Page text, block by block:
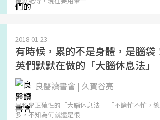
2018-01-23
有時候，累的不是身體，是腦
英們默默在做的「大腦休息法」
良醫讀書會 | 久賀谷亮
具科學正確性的「大腦休息法」 「不論忙不忙，
多，不知為何就還是很